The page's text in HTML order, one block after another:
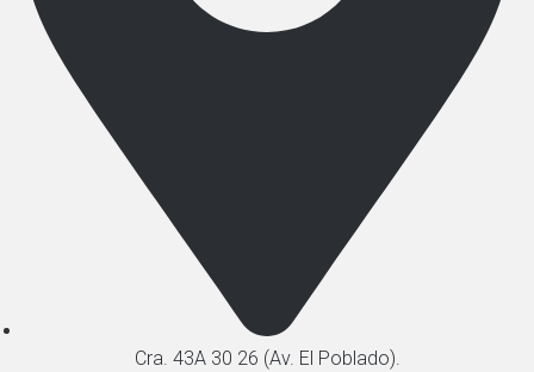
Cra. 43A 30 26 (Av. El Poblado).